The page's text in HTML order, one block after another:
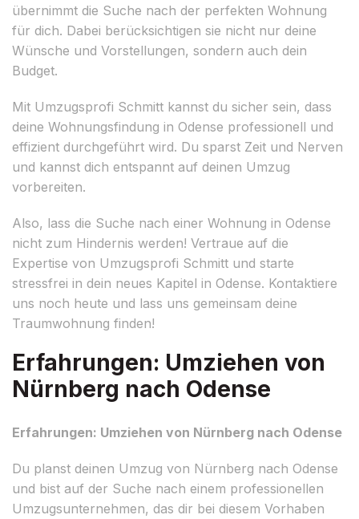
übernimmt die Suche nach der perfekten Wohnung
für dich. Dabei berücksichtigen sie nicht nur deine
Wünsche und Vorstellungen, sondern auch dein
Budget.
Mit Umzugsprofi Schmitt kannst du sicher sein, dass
deine Wohnungsfindung in Odense professionell und
effizient durchgeführt wird. Du sparst Zeit und Nerven
und kannst dich entspannt auf deinen Umzug
vorbereiten.
Also, lass die Suche nach einer Wohnung in Odense
nicht zum Hindernis werden! Vertraue auf die
Expertise von Umzugsprofi Schmitt und starte
stressfrei in dein neues Kapitel in Odense. Kontaktiere
uns noch heute und lass uns gemeinsam deine
Traumwohnung finden!
Erfahrungen: Umziehen von
Nürnberg nach Odense
Erfahrungen: Umziehen von Nürnberg nach Odense
Du planst deinen Umzug von Nürnberg nach Odense
und bist auf der Suche nach einem professionellen
Umzugsunternehmen, das dir bei diesem Vorhaben